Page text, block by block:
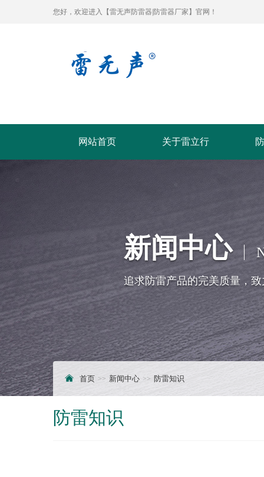
您好，欢迎进入【雷无声防雷器|防雷器厂家】官网！
网站首页 关于雷立行
新闻中心
追求防雷产品的完美质量，
首页 新闻中心 防雷知识
防雷知识